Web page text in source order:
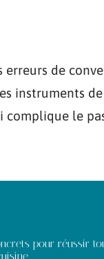
de
instruments
le
pour réussir